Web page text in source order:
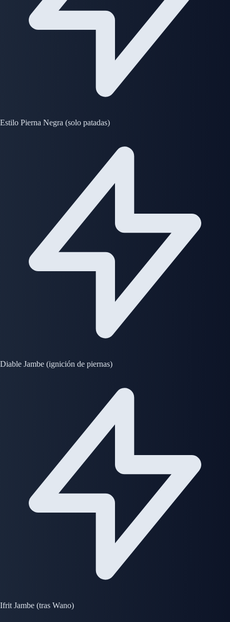
Estilo Pierna Negra (solo patadas)
Diable Jambe (ignición de piernas)
Ifrit Jambe (tras Wano)